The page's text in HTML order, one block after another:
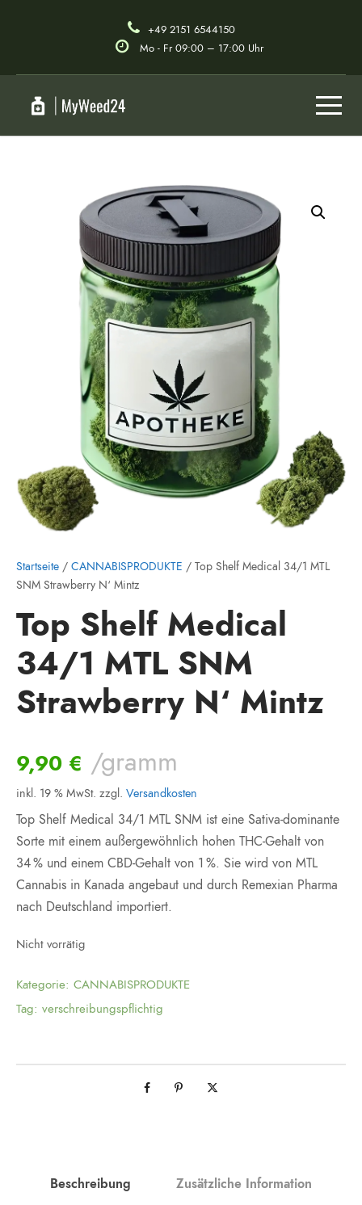
+49 2151 6544150
Mo - Fr 09:00 – 17:00 Uhr
Startseite / CANNABISPRODUKTE / Top Shelf Medical 34/1 MTL
SNM Strawberry N‘ Mintz
Top Shelf Medical
34/1 MTL SNM
Strawberry N‘ Mintz
9,90 € /gramm
inkl. 19 % MwSt. zzgl. Versandkosten
Top Shelf Medical 34/1 MTL SNM ist eine Sativa-dominante
Sorte mit einem außergewöhnlich hohen THC-Gehalt von
34 % und einem CBD-Gehalt von 1 %. Sie wird von MTL
Cannabis in Kanada angebaut und durch Remexian Pharma
nach Deutschland importiert.
Nicht vorrätig
Kategorie: CANNABISPRODUKTE
Tag: verschreibungspflichtig
Beschreibung Zusätzliche Information